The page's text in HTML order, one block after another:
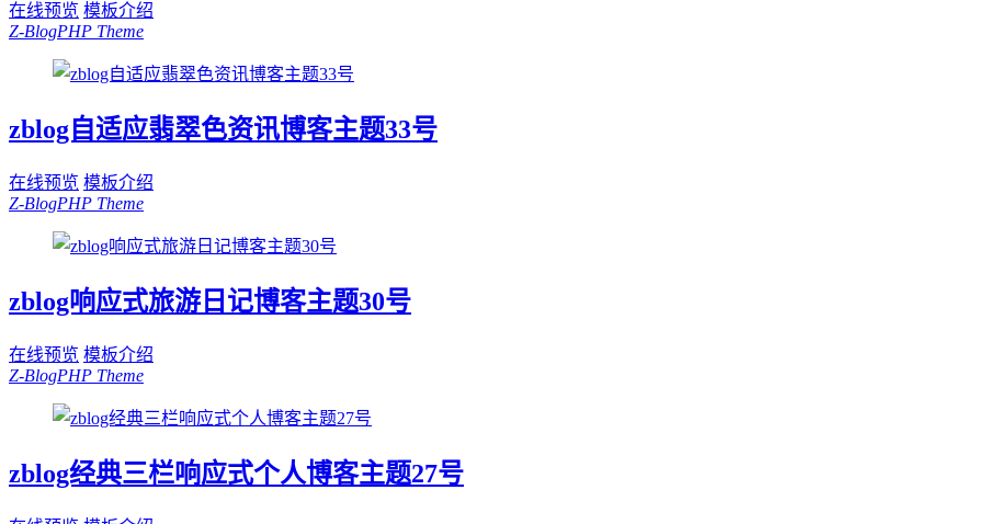
在线预览 模板介绍
Z-BlogPHP Theme
zblog自适应翡翠色资讯博客主题33号
在线预览 模板介绍
Z-BlogPHP Theme
zblog响应式旅游日记博客主题30号
在线预览 模板介绍
Z-BlogPHP Theme
zblog经典三栏响应式个人博客主题27号